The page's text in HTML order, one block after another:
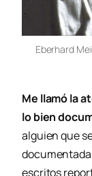
Eberhard
Me llamó la
lo bien
alguien que
escritos